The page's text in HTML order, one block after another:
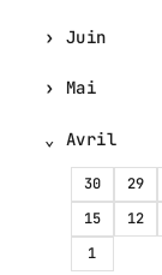
Juin
Mai
Avril
30 29
15
12
1